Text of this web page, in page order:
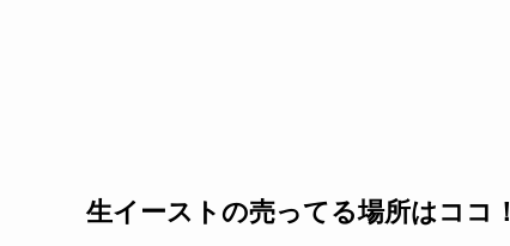
生イーストの売ってる場所はココ！